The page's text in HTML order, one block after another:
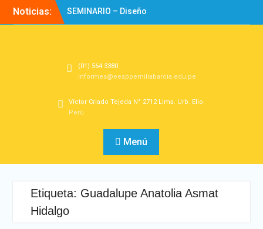
Noticias:
SEMINARIO – Diseño
Experiencias de
(01) 564 3380
informes@eesppemiliabarcia.edu.pe
Víctor Criado Tejeda N° 2712 Lima. Urb. Elio.
Perú
Menú
Etiqueta: Guadalupe Anatolia Asmat
Hidalgo